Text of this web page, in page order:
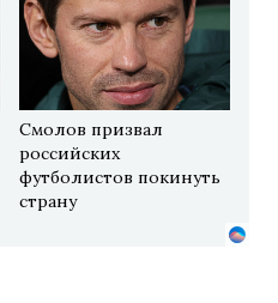
Смолов призвал
российских
футболистов покинуть
страну